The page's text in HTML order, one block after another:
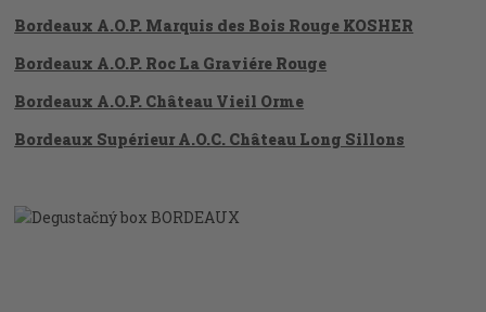
Bordeaux A.O.P. Marquis des Bois Rouge KOSHER
Bordeaux A.O.P. Roc La Graviére Rouge
Bordeaux A.O.P. Château Vieil Orme
Bordeaux Supérieur A.O.C. Château Long Sillons